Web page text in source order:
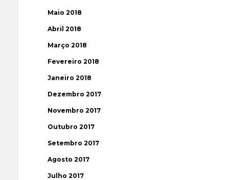
Maio 2018
Abril 2018
Março 2018
Fevereiro 2018
Janeiro 2018
Dezembro 2017
Novembro 2017
Outubro 2017
Setembro 2017
Agosto 2017
Julho 2017